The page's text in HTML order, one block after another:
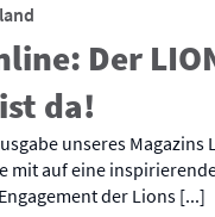
Der
da!
unseres Magazins
mit auf eine
der Lions [...]